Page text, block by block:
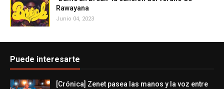
Rawayana
Junio 04, 2023
Puede interesarte
[Crónica] Zenet pasea las manos y la voz entre